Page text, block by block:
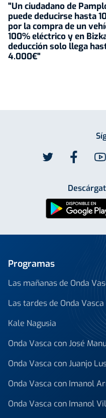
"Un ciudadano de
puede deducirse hasta
por la compra de un
100% eléctrico y en
deducción solo llega
4.000€"
Programas
Las mañanas de Onda
Las tardes de Onda Vasca
Kale Nagusia
Onda Vasca con José
Onda Vasca con Juanjo
Onda Vasca con Imanol
Onda Vasca con Imanol